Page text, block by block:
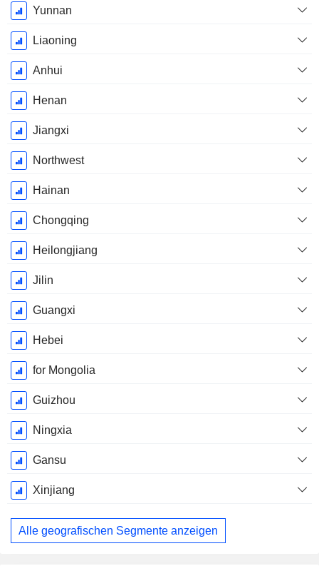
Yunnan
Liaoning
Anhui
Henan
Jiangxi
Northwest
Hainan
Chongqing
Heilongjiang
Jilin
Guangxi
Hebei
for Mongolia
Guizhou
Ningxia
Gansu
Xinjiang
Alle geografischen Segmente anzeigen